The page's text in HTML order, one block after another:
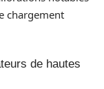
chargement
de hautes